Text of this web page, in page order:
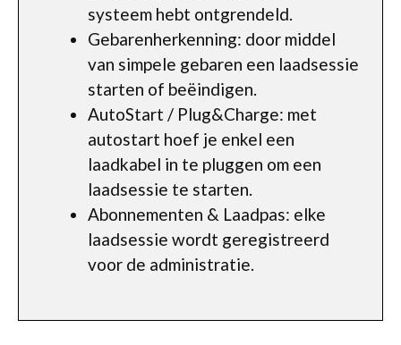
systeem hebt ontgrendeld.
Gebarenherkenning: door middel
van simpele gebaren een laadsessie
starten of beëindigen.
AutoStart / Plug&Charge: met
autostart hoef je enkel een
laadkabel in te pluggen om een
laadsessie te starten.
Abonnementen & Laadpas: elke
laadsessie wordt geregistreerd
voor de administratie.